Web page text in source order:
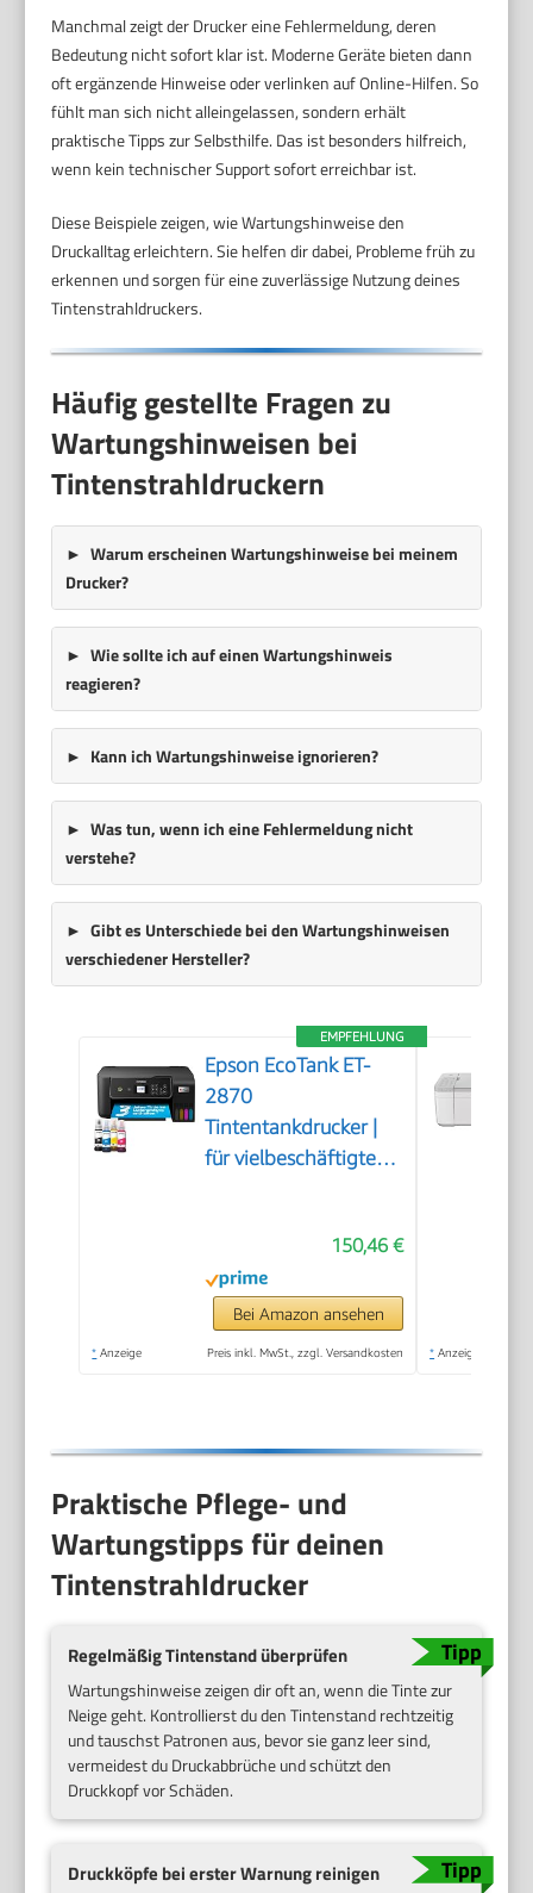
Manchmal zeigt der Drucker eine Fehlermeldung, deren
Bedeutung nicht sofort klar ist. Moderne Geräte bieten dann
oft ergänzende Hinweise oder verlinken auf Online-Hilfen. So
fühlt man sich nicht alleingelassen, sondern erhält
praktische Tipps zur Selbsthilfe. Das ist besonders hilfreich,
wenn kein technischer Support sofort erreichbar ist.
Diese Beispiele zeigen, wie Wartungshinweise den
Druckalltag erleichtern. Sie helfen dir dabei, Probleme früh zu
erkennen und sorgen für eine zuverlässige Nutzung deines
Tintenstrahldruckers.
Häufig gestellte Fragen zu
Wartungshinweisen bei
Tintenstrahldruckern
Warum erscheinen Wartungshinweise bei meinem
Drucker?
Wie sollte ich auf einen Wartungshinweis
reagieren?
Kann ich Wartungshinweise ignorieren?
Was tun, wenn ich eine Fehlermeldung nicht
verstehe?
Gibt es Unterschiede bei den Wartungshinweisen
verschiedener Hersteller?
EMPFEHLUNG
Epson EcoTank ET-
2870
Tintentankdrucker |
für vielbeschäftigte
Kopieren, Scannen |
3.7 cm LCD-Display |
inkl. Tinte für bis zu 3
Jahre
150,46 €
Bei Amazon ansehen
* Anzeige Preis inkl. MwSt., zzgl. Versandkosten * Anzeige
Praktische Pflege- und
Wartungstipps für deinen
Tintenstrahldrucker
Regelmäßig Tintenstand überprüfen
Wartungshinweise zeigen dir oft an, wenn die Tinte zur
Neige geht. Kontrollierst du den Tintenstand rechtzeitig
und tauschst Patronen aus, bevor sie ganz leer sind,
vermeidest du Druckabbrüche und schützt den
Druckkopf vor Schäden.
Druckköpfe bei erster Warnung reinigen